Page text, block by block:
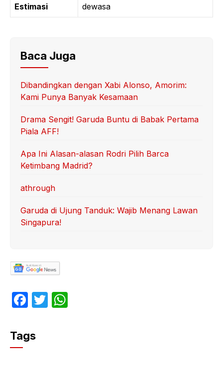
Estimasi
dewasa
Baca Juga
Dibandingkan dengan Xabi Alonso, Amorim:
Kami Punya Banyak Kesamaan
Drama Sengit! Garuda Buntu di Babak Pertama
Piala AFF!
Apa Ini Alasan-alasan Rodri Pilih Barca
Ketimbang Madrid?
athrough
Garuda di Ujung Tanduk: Wajib Menang Lawan
Singapura!
F
c
e
T
Tags